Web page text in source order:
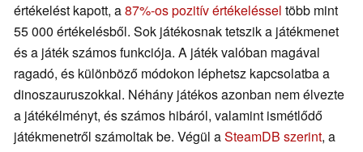
értékelést kapott, a87%-os pozitív értékeléssel több mint
55 000 értékelésből. Sok játékosnak tetszik a játékmenet
és a játék számos funkciója. A játék valóban magával
ragadó, és különböző módokon léphetsz kapcsolatba a
dinoszauruszokkal. Néhány játékos azonban nem élvezte
a játékélményt, és számos hibáról, valamint ismétlődő
játékmenetről számoltak be. Végül aSteamDB szerint, a